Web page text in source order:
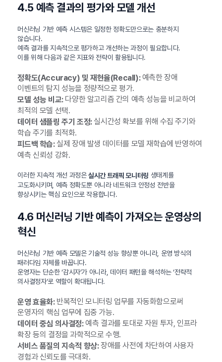
4.5 예측 결과의 평가와 모델 개선
머신러닝 기반 예측 시스템은 일정한 정확도만으로는 충분하지
않습니다.
예측 결과를 지속적으로 평가하고 개선하는 과정이 필요합니다.
이를 위해 다음과 같은 지표와 전략이 활용됩니다.
정확도(Accuracy) 및 재현율(Recall):예측한 장애
이벤트의 탐지 성능을 정량적으로 평가.
모델 성능 비교:다양한 알고리즘 간의 예측 성능을 비교하여
최적의 모델 선택.
데이터 샘플링 주기 조정:실시간성 확보를 위해 수집 주기와
학습 주기를 최적화.
피드백 학습:실제 장애 발생 데이터를 모델 재학습에 반영하여
예측 신뢰성 강화.
이러한 지속적 개선 과정은실시간 트래픽 모니터링 생태계를
고도화시키며, 예측 정확도뿐 아니라 네트워크 안정성 전반을
향상시키는 핵심 요인으로 작용합니다.
4.6 머신러닝 기반 예측이 가져오는 운영상의
혁신
머신러닝 기반 예측 모델은 기술적 성능 향상뿐 아니라, 운영 방식의
패러다임 자체를 바꿉니다.
운영자는 단순한 ‘감시자’가 아니라, 데이터 패턴을 해석하는 ‘전략적
의사결정자’로 역할이 확대됩니다.
운영 효율화:반복적인 모니터링 업무를 자동화함으로써
운영자의 핵심 업무에 집중 가능.
데이터 중심 의사결정:예측 결과를 토대로 자원 투자, 인프라
확장 등의 결정을 과학적으로 수행.
서비스 품질의 지속적 향상:장애를 사전에 차단하여 사용자
경험과 신뢰도를 극대화.